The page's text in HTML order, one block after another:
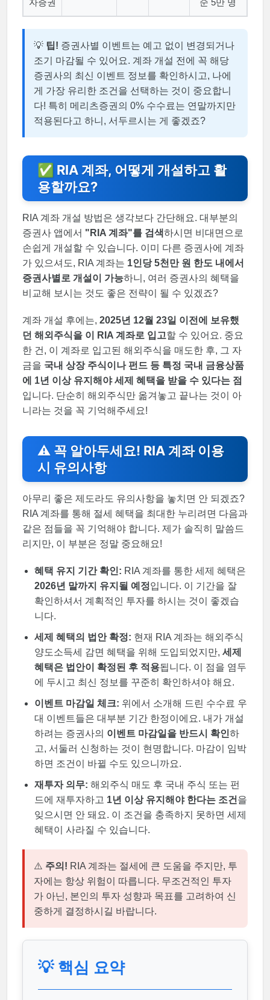
자증권 순 5만 명
💡 팁! 증권사별 이벤트는 예고 없이 변경되거나
조기 마감될 수 있어요. 계좌 개설 전에 꼭 해당
증권사의 최신 이벤트 정보를 확인하시고, 나에
게 가장 유리한 조건을 선택하는 것이 중요합니
다! 특히 메리츠증권의 0% 수수료는 연말까지만
적용된다고 하니, 서두르시는 게 좋겠죠?
✅ RIA 계좌, 어떻게 개설하고 활
용할까요?
RIA 계좌 개설 방법은 생각보다 간단해요. 대부분의
증권사 앱에서 "RIA 계좌"를 검색하시면 비대면으로
손쉽게 개설할 수 있습니다. 이미 다른 증권사에 계좌
가 있으셔도, RIA 계좌는 1인당 5천만 원 한도 내에서
증권사별로 개설이 가능하니, 여러 증권사의 혜택을
비교해 보시는 것도 좋은 전략이 될 수 있겠죠?
계좌 개설 후에는, 2025년 12월 23일 이전에 보유했
던 해외주식을 이 RIA 계좌로 입고할 수 있어요. 중요
한 건, 이 계좌로 입고된 해외주식을 매도한 후, 그 자
금을 국내 상장 주식이나 펀드 등 특정 국내 금융상품
에 1년 이상 유지해야 세제 혜택을 받을 수 있다는 점
입니다. 단순히 해외주식만 옮겨놓고 끝나는 것이 아
니라는 것을 꼭 기억해주세요!
⚠️ 꼭 알아두세요! RIA 계좌 이용
시 유의사항
아무리 좋은 제도라도 유의사항을 놓치면 안 되겠죠?
RIA 계좌를 통해 절세 혜택을 최대한 누리려면 다음과
같은 점들을 꼭 기억해야 합니다. 제가 솔직히 말씀드
리지만, 이 부분은 정말 중요해요!
혜택 유지 기간 확인: RIA 계좌를 통한 세제 혜택은
2026년 말까지 유지될 예정입니다. 이 기간을 잘
확인하셔서 계획적인 투자를 하시는 것이 좋겠습
니다.
세제 혜택의 법안 확정: 현재 RIA 계좌는 해외주식
양도소득세 감면 혜택을 위해 도입되었지만, 세제
혜택은 법안이 확정된 후 적용됩니다. 이 점을 염두
에 두시고 최신 정보를 꾸준히 확인하셔야 해요.
이벤트 마감일 체크: 위에서 소개해 드린 수수료 우
대 이벤트들은 대부분 기간 한정이에요. 내가 개설
하려는 증권사의 이벤트 마감일을 반드시 확인하
고, 서둘러 신청하는 것이 현명합니다. 마감이 임박
하면 조건이 바뀔 수도 있으니까요.
재투자 의무: 해외주식 매도 후 국내 주식 또는 펀
드에 재투자하고 1년 이상 유지해야 한다는 조건을
잊으시면 안 돼요. 이 조건을 충족하지 못하면 세제
혜택이 사라질 수 있습니다.
⚠️ 주의! RIA 계좌는 절세에 큰 도움을 주지만, 투
자에는 항상 위험이 따릅니다. 무조건적인 투자
가 아닌, 본인의 투자 성향과 목표를 고려하여 신
중하게 결정하시길 바랍니다.
💡 핵심 요약